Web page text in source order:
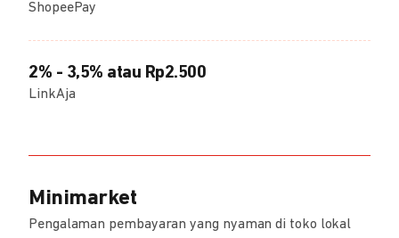
ShopeePay
2% - 3,5% atau Rp2.500
LinkAja
Minimarket
Pengalaman pembayaran yang nyaman di toko lokal